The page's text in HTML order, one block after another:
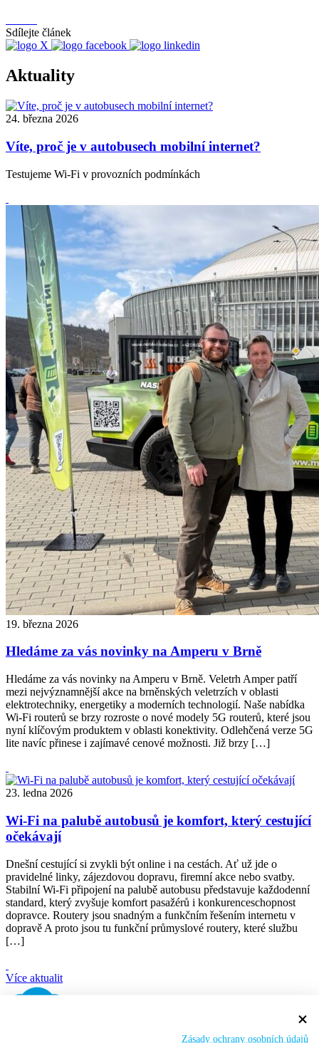
Sdílejte článek
Aktuality
24. března 2026
Víte, proč je v autobusech mobilní internet?
Testujeme Wi-Fi v provozních podmínkách
19. března 2026
Hledáme za vás novinky na Amperu v Brně
Hledáme za vás novinky na Amperu v Brně. Veletrh Amper patří
mezi nejvýznamnější akce na brněnských veletrzích v oblasti
elektrotechniky, energetiky a moderních technologií. Naše nabídka
Wi-Fi routerů se brzy rozroste o nové modely 5G routerů, které jsou
nyní klíčovým produktem v oblasti konektivity. Odlehčená verze 5G
lite navíc přinese i zajímavé cenové možnosti. Již brzy […]
23. ledna 2026
Wi-Fi na palubě autobusů je komfort, který cestující
očekávají
Dnešní cestující si zvykli být online i na cestách. Ať už jde o
pravidelné linky, zájezdovou dopravu, firemní akce nebo svatby.
Stabilní Wi-Fi připojení na palubě autobusu představuje každodenní
standard, který zvyšuje komfort pasažérů i konkurenceschopnost
dopravce. Routery jsou snadným a funkčním řešením internetu v
dopravě A proto jsou tu funkční průmyslové routery, které službu
[…]
Více aktualit
+420 730 893 618Zásady ochrany osobních údajů